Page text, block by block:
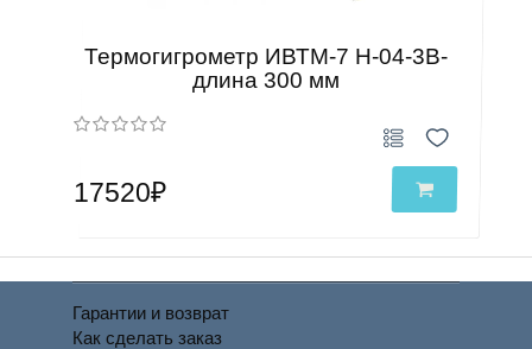
Термогигрометр ИВТМ-7 Н-04-3В-
длина 300 мм
17520₽
Гарантии и возврат
Как сделать заказ